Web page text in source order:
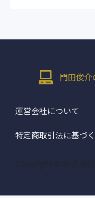
門田俊介
運営会社について
特定商取引法に基づ
Copyright © 株式会